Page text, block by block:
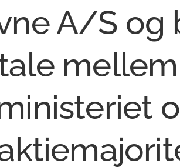
A/S og
mellem